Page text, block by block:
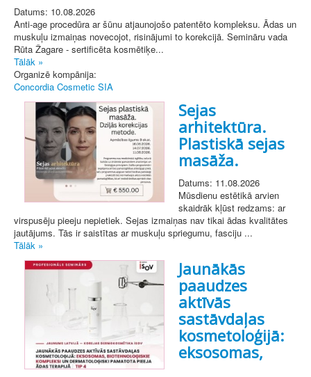
Datums: 10.08.2026
Anti-age procedūra ar šūnu atjaunojošo patentēto kompleksu. Ādas un
muskuļu izmaiņas novecojot, risinājumi to korekcijā. Semināru vada
Rūta Žagare - sertificēta kosmētiķe...
Tālāk »
Organizē kompānija:
Concordia Cosmetic SIA
Sejas
arhitektūra.
Plastiskā sejas
masāža.
Datums: 11.08.2026
Mūsdienu estētikā arvien
skaidrāk kļūst redzams: ar
virspusēju pieeju nepietiek. Sejas izmaiņas nav tikai ādas kvalitātes
jautājums. Tās ir saistītas ar muskuļu spriegumu, fasciju ...
Tālāk »
Jaunākās
paaudzes
aktīvās
sastāvdaļas
kosmetoloģijā:
eksosomas,